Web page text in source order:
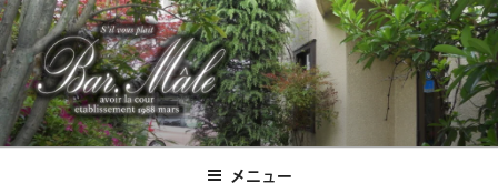
コ
ン
テ
ン
ツ
へBar.Male メニュー